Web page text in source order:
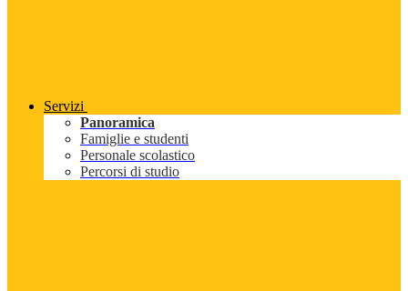
Servizi
Panoramica
Famiglie e studenti
Personale scolastico
Percorsi di studio